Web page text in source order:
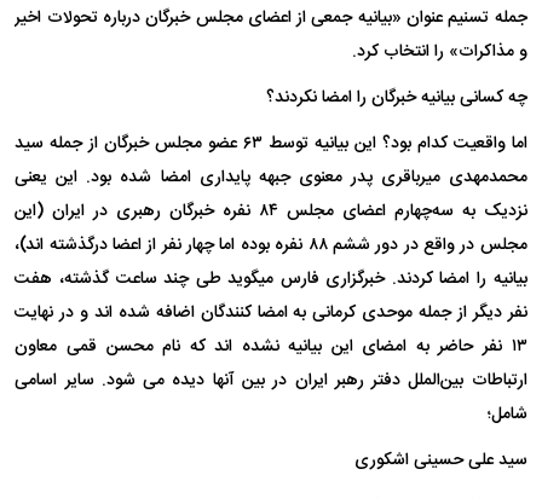
جمله تسنیم عنوان «بیانیه جمعی از اعضای مجلس خبرگان درباره تحولات اخیر
و مذاکرات» را انتخاب کرد.
چه کسانی بیانیه خبرگان را امضا نکردند؟
اما واقعیت کدام بود؟ این بیانیه توسط ۶۳ عضو مجلس خبرگان از جمله سید
محمدمهدی میرباقری پدر معنوی جبهه پایداری امضا شده بود. این یعنی
نزدیک به سه‌چهارم اعضای مجلس ۸۴ نفره خبرگان رهبری در ایران (این
مجلس در واقع در دور ششم ۸۸ نفره بوده اما چهار نفر از اعضا درگذشته اند)،
بیانیه را امضا کردند. خبرگزاری فارس میگوید طی چند ساعت گذشته، هفت
نفر دیگر از جمله موحدی کرمانی به امضا کنندگان اضافه شده اند و در نهایت
۱۳ نفر حاضر به امضای این بیانیه نشده اند که نام محسن قمی معاون
ارتباطات بین‌الملل دفتر رهبر ایران در بین آنها دیده می شود. سایر اسامی
شامل؛
سید علی حسینی اشکوری